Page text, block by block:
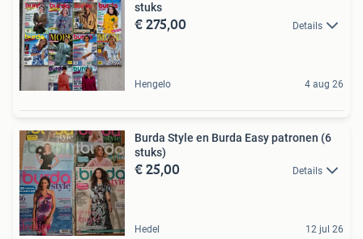
stuks
€ 275,00 Details
Hengelo 4 aug 26
Burda Style en Burda Easy patronen (6
stuks)
€ 25,00 Details
Hedel 12 jul 26